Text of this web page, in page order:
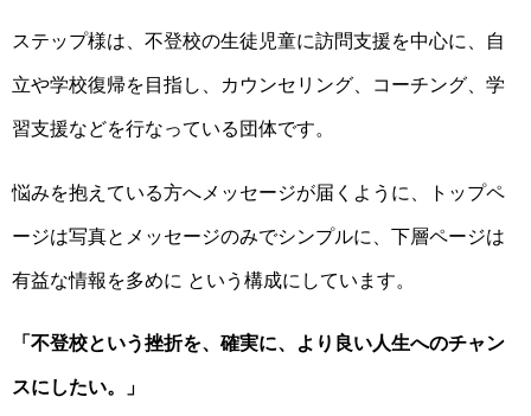
ステップ様は、不登校の生徒児童に訪問支援を中心に、自
立や学校復帰を目指し、カウンセリング、コーチング、学
習支援などを行なっている団体です。
悩みを抱えている方へメッセージが届くように、トップペ
ージは写真とメッセージのみでシンプルに、下層ページは
有益な情報を多めに という構成にしています。
「不登校という挫折を、確実に、より良い人生へのチャン
スにしたい。」